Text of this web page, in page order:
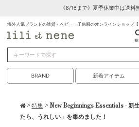
《8/16まで》夏季休業中は送料
海外人気ブランドの雑貨・ベビー・子供服のオンラインショップ【
BRAND 新着アイテム
>特集> New Beginnings Essentials - 新
たら、うれしい」を集めました！